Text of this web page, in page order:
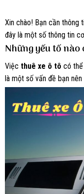
Xin chào! Bạn cần thông
đây là một số thông tin
Những yếu tố
Việc thuê xe ô tô có thể
là một số vấn đề bạn